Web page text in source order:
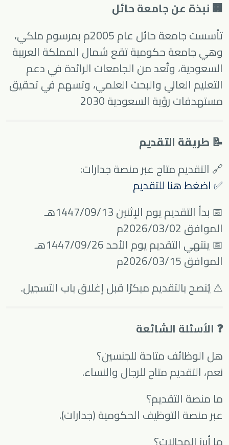
🏢 نبذة عن جامعة حائل
تأسست جامعة حائل عام 2005م بمرسوم ملكي،
وهي جامعة حكومية تقع شمال المملكة العربية
السعودية، وتُعد من الجامعات الرائدة في دعم
التعليم العالي والبحث العلمي، وتسهم في تحقيق
مستهدفات رؤية السعودية 2030
📝 طريقة التقديم
🔗 التقديم متاح عبر منصة جدارات:
✅ اضغط هنا للتقديم
📅 بدأ التقديم يوم الإثنين 1447/09/13هـ
الموافق 2026/03/02م
📅 ينتهي التقديم يوم الأحد 1447/09/26هـ
الموافق 2026/03/15م
⚠ يُنصح بالتقديم مبكرًا قبل إغلاق باب التسجيل.
❓ الأسئلة الشائعة
هل الوظائف متاحة للجنسين؟
نعم، التقديم متاح للرجال والنساء.
ما منصة التقديم؟
عبر منصة التوظيف الحكومية (جدارات).